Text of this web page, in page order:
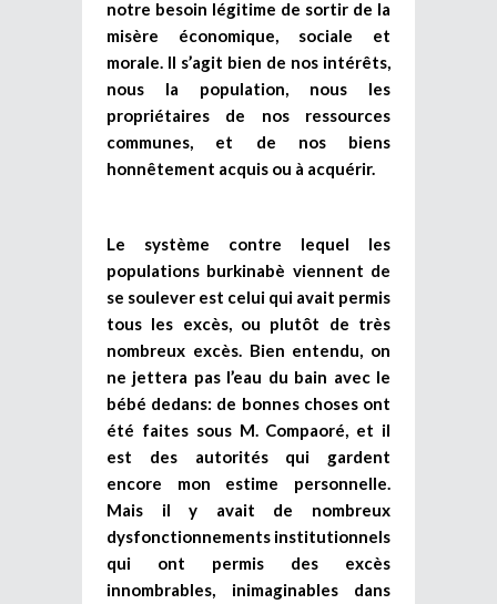
notre besoin légitime de sortir de la
misère économique, sociale et
morale. Il s’agit bien de nos intérêts,
nous la population, nous les
propriétaires de nos ressources
communes, et de nos biens
honnêtement acquis ou à acquérir.
Le système contre lequel les
populations burkinabè viennent de
se soulever est celui qui avait permis
tous les excès, ou plutôt de très
nombreux excès. Bien entendu, on
ne jettera pas l’eau du bain avec le
bébé dedans: de bonnes choses ont
été faites sous M. Compaoré, et il
est des autorités qui gardent
encore mon estime personnelle.
Mais il y avait de nombreux
dysfonctionnements institutionnels
qui ont permis des excès
innombrables, inimaginables dans